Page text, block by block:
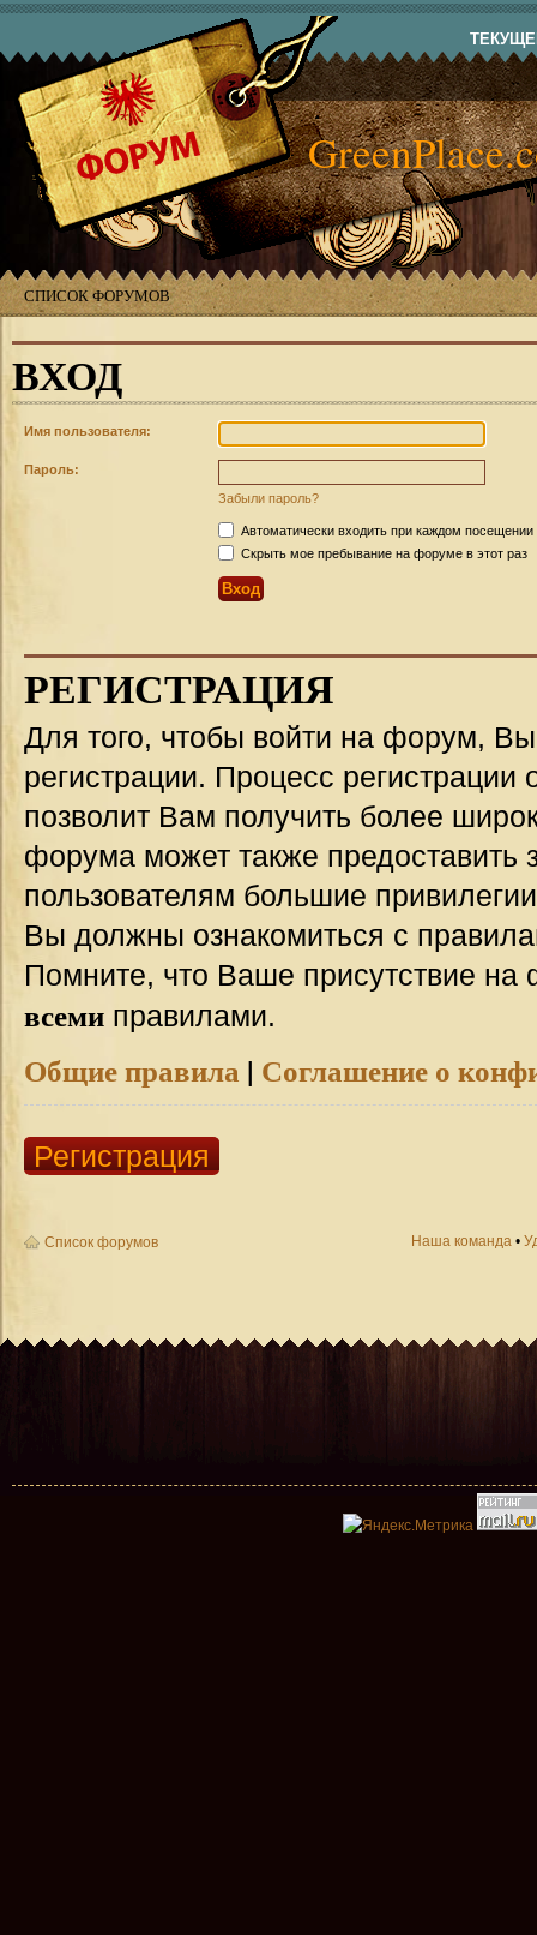
СПИСОК ФОРУМОВ
ВХОД
Имя пользователя:
Пароль:
Забыли пароль?
Автоматически входить при каждом посещении
Скрыть мое пребывание на форуме в этот раз
РЕГИСТРАЦИЯ
Для того, чтобы войти на форум,
регистрации. Процесс регистрации
позволит Вам получить более
форума может также предоставить
пользователям большие
Вы должны ознакомиться с
Помните, что Ваше присутствие на
всеми правилами.
Общие правила | Соглашение о
Регистрация
Список форумов Наша команда •